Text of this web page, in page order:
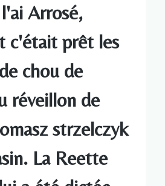
Arrosé,
c'était prêt les
chou de
réveillon de
strzelczyk
La Reette